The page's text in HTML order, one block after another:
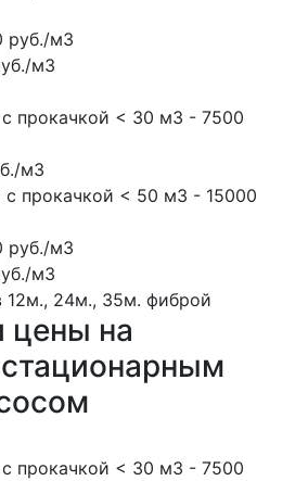
руб./м3
м3
прокачкой < 30 м3 - 7500
м3
прокачкой < 50 м3 - 15000
руб./м3
м3
12м., 24м., 35м. фиброй
цены на
прокачкой < 30 м3 - 7500